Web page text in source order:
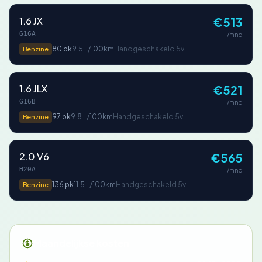
1.6 JX
G16A
Benzine 80 pk9.5 L/100km Handgeschakeld 5v
€513
/mnd
1.6 JLX
G16B
Benzine 97 pk9.8 L/100km Handgeschakeld 5v
€521
/mnd
2.0 V6
H20A
Benzine 136 pk11.5 L/100km Handgeschakeld 5v
€565
/mnd